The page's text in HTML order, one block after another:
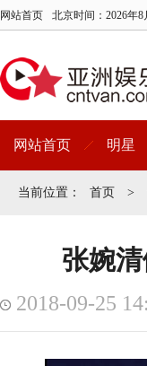
网站首页 北京时间： 2026年
网站首页 明星
当前位置： 首页 >
张婉
2018-09-25